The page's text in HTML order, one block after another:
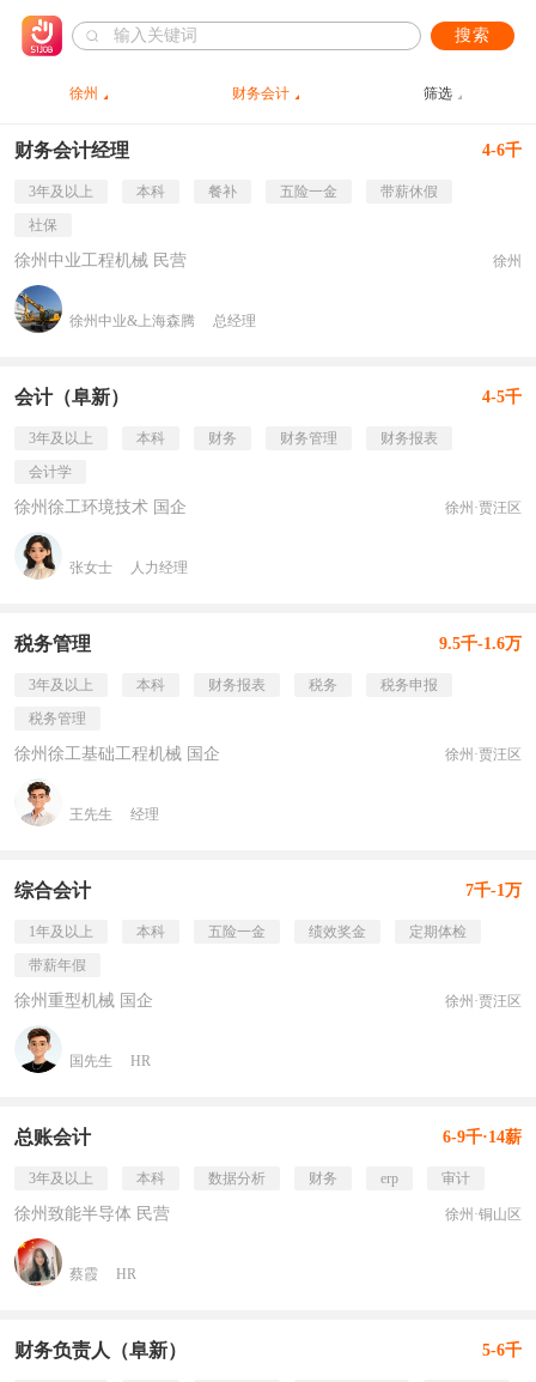
搜索
徐州 财务会计 筛选
财务会计经理 4-6千
3年及以上 本科 餐补 五险一金
带薪休假
社保
徐州中业工程机械 民营 徐州
徐州中业&上海森腾 总经理
会计（阜新） 4-5千
3年及以上 本科 财务 财务管理
财务报表
会计学
徐州徐工环境技术 国企 徐州·贾汪区
张女士 人力经理
税务管理 9.5千-1.6万
3年及以上 本科 财务报表 税务
税务申报
税务管理
徐州徐工基础工程机械 国企 徐州·贾汪区
王先生 经理
综合会计 7千-1万
1年及以上 本科 五险一金 绩效奖金
定期体检
带薪年假
徐州重型机械 国企 徐州·贾汪区
国先生 HR
总账会计 6-9千·14薪
3年及以上 本科 数据分析 财务 erp 审计
徐州致能半导体 民营 徐州·铜山区
蔡霞 HR
财务负责人（阜新） 5-6千